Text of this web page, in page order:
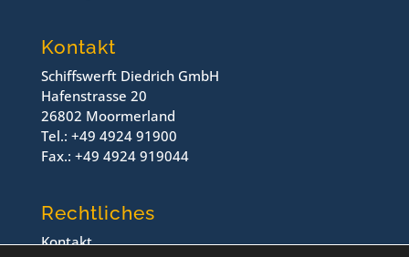
Kontakt
Schiffswerft Diedrich GmbH
Hafenstrasse 20
26802 Moormerland
Tel.: +49 4924 91900
Fax.: +49 4924 919044
Rechtliches
Kontakt